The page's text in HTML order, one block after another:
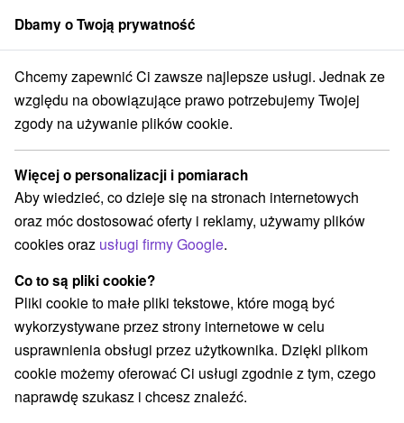
członek grupySorger
Drevenice Stredné Slovensko Žilinský kraj Dolný Kubín
Drevenice Dolný Kubín
Kategorie
Wszystkie kategorie
Hotele na Slovacji(1)
Apartmány(5) Chaty na prenájom
Penzióny (5) Ubytovne
Wybierz lokalizację lub datę
WSZYSTKO TOP - BESTSELLERY NAJTAŃSZE
Dbamy o Twoją prywatność
Chcemy zapewnić Ci zawsze najlepsze usługi. Jednak ze
względu na obowiązujące prawo potrzebujemy Twojej
zgody na używanie plików cookie.
Więcej o personalizacji i pomiarach
Aby wiedzieć, co dzieje się na stronach internetowych
oraz móc dostosować oferty i reklamy, używamy plików
cookies oraz usługi firmy Google.
Co to są pliki cookie?
Pliki cookie to małe pliki tekstowe, które mogą być
wykorzystywane przez strony internetowe w celu
usprawnienia obsługi przez użytkownika. Dzięki plikom
cookie możemy oferować Ci usługi zgodnie z tym, czego
naprawdę szukasz i chcesz znaleźć.